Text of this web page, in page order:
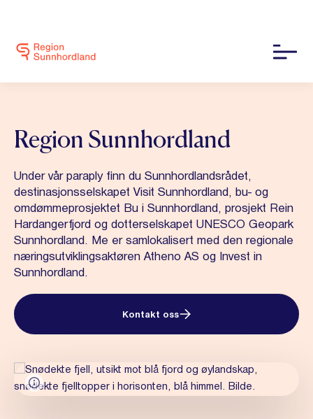
Under vår paraply finn du Sunnhordlandsrådet,
destinasjonsselskapet Visit Sunnhordland, bu- og
omdømmeprosjektet Bu i Sunnhordland, prosjekt Rein
Hardangerfjord og dotterselskapet UNESCO Geopark
Sunnhordland. Me er samlokalisert med den regionale
næringsutviklingsaktøren Atheno AS og Invest in
Sunnhordland.
Kontakt oss